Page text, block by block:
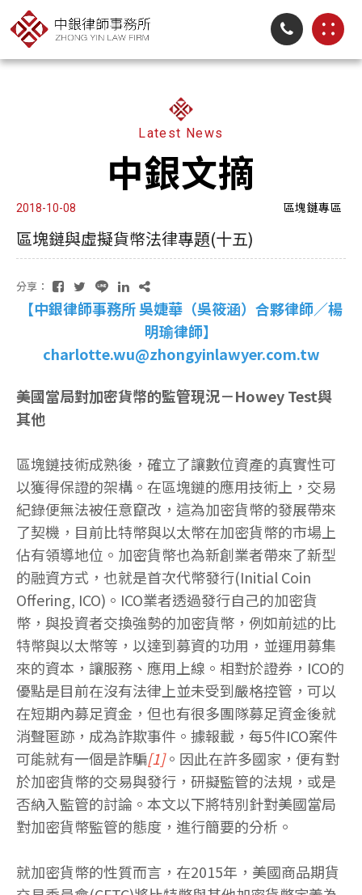
Latest News
中銀文摘
2018-10-08 區塊鏈專區
區塊鏈與虛擬貨幣法律專題(十五)
分享：
【中銀律師事務所 吳婕華（吳筱涵）合夥律師／楊
明瑜律師】
charlotte.wu@zhongyinlawyer.com.tw
美國當局對加密貨幣的監管現況－Howey Test與
其他
區塊鏈技術成熟後，確立了讓數位資產的真實性可
以獲得保證的架構。在區塊鏈的應用技術上，交易
紀錄便無法被任意竄改，這為加密貨幣的發展帶來
了契機，目前比特幣與以太幣在加密貨幣的市場上
佔有領導地位。加密貨幣也為新創業者帶來了新型
的融資方式，也就是首次代幣發行(Initial Coin
Offering, ICO)。ICO業者透過發行自己的加密貨
幣，與投資者交換強勢的加密貨幣，例如前述的比
特幣與以太幣等，以達到募資的功用，並運用募集
來的資本，讓服務、應用上線。相對於證券，ICO的
優點是目前在沒有法律上並未受到嚴格控管，可以
在短期內募足資金，但也有很多團隊募足資金後就
消聲匿跡，成為詐欺事件。據報載，每5件ICO案件
可能就有一個是詐騙[1]。因此在許多國家，便有對
於加密貨幣的交易與發行，研擬監管的法規，或是
否納入監管的討論。本文以下將特別針對美國當局
對加密貨幣監管的態度，進行簡要的分析。
就加密貨幣的性質而言，在2015年，美國商品期貨